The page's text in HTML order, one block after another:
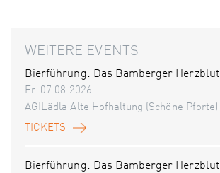
WEITERE EVENTS
Bierführung: Das Bamberger Herzblut
Fr. 07.08.2026
AGILädla Alte Hofhaltung (Schöne Pforte)
TICKETS
Bierführung: Das Bamberger Herzblut